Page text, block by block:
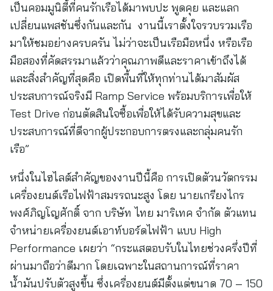
เป็นคอมมูนิตี้ที่คนรักเรือได้มาพบปะ พูดคุย และแลก
เปลี่ยนแพสชันซึ่งกันและกัน งานนี้เราตั้งใจรวบรวมเรือ
มาให้ชมอย่างครบครัน ไม่ว่าจะเป็นเรือมือหนึ่ง หรือเรือ
มือสองที่คัดสรรมาแล้วว่าคุณภาพดีและราคาเข้าถึงได้
และสิ่งสำคัญที่สุดคือ เปิดพื้นที่ให้ทุกท่านได้มาสัมผัส
ประสบการณ์จริงมี Ramp Service พร้อมบริการเพื่อให้
Test Drive ก่อนตัดสินใจซื้อเพื่อให้ได้รับความสุขและ
ประสบการณ์ที่ดีจากผู้ประกอบการตรงและกลุ่มคนรัก
เรือ”
หนึ่งในไฮไลต์สำคัญของงานปีนี้คือ การเปิดตัวนวัตกรรม
เครื่องยนต์เรือไฟฟ้าสมรรถนะสูง โดย นายเกรียงไกร
พงศ์ภิญโญศักดิ์ จาก บริษัท ไทย มาริเทค จำกัด ตัวแทน
จำหน่ายเครื่องยนต์เอาท์บอร์ดไฟฟ้า แบบ High
Performance เผยว่า “กระแสตอบรับในไทยช่วงครึ่งปีที่
ผ่านมาถือว่าดีมาก โดยเฉพาะในสถานการณ์ที่ราคา
น้ำมันปรับตัวสูงขึ้น ซึ่งเครื่องยนต์มีตั้งแต่ขนาด 70 – 150